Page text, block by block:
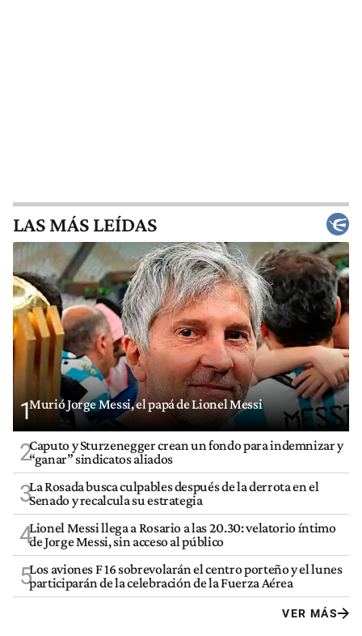
LAS MÁS LEÍDAS
1Murió Jorge Messi, el papá de Lionel Messi
2Caputo y Sturzenegger crean un fondo para indemnizar y
“ganar” sindicatos aliados
3La Rosada busca culpables después de la derrota en el
Senado y recalcula su estrategia
4Lionel Messi llega a Rosario a las 20.30: velatorio íntimo
de Jorge Messi, sin acceso al público
5Los aviones F 16 sobrevolarán el centro porteño y el lunes
participarán de la celebración de la Fuerza Aérea
VER MÁS